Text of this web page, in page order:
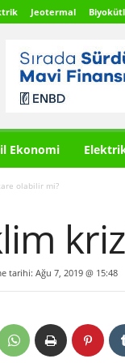
Jeotermal
Ekonomi
olabilir mi?
tarihi: Ağu 7, 2019 @ 15:48